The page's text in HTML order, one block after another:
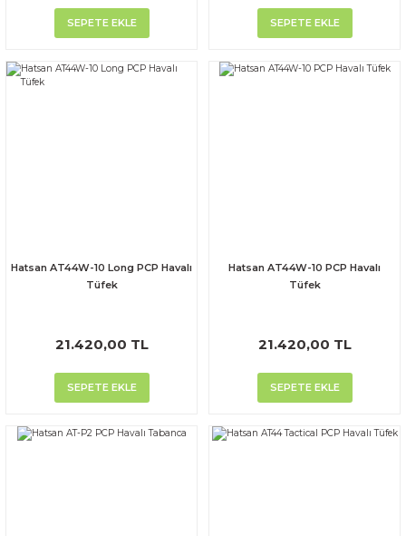
SEPETE EKLE SEPETE EKLE
Hatsan AT44W-10 Long PCP Havalı
Tüfek
21.420,00 TL
SEPETE EKLE
Hatsan AT44W-10 PCP Havalı
Tüfek
21.420,00 TL
SEPETE EKLE